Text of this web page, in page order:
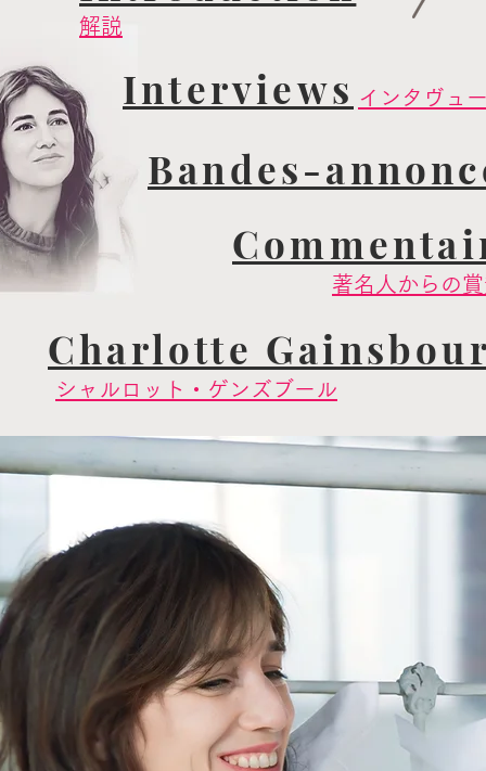
解説
Interviews インタヴュ
Bandes-
著名人からの
Charlotte
シャルロット・ゲンズブール